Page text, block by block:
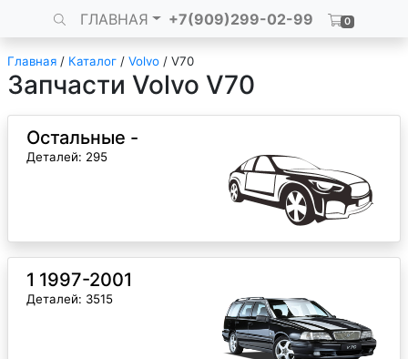
ГЛАВНАЯ +7(909)299-02-99 0
Главная / Каталог / Volvo / V70
Запчасти Volvo V70
Остальные -
Деталей: 295
1 1997-2001
Деталей: 3515